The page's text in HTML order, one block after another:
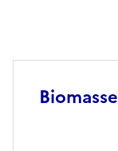
Biomasse